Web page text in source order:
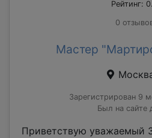
Рейтинг:
0
Мастер
Зарегистрирован 9
Был на сайте
Приветствую уважаемый